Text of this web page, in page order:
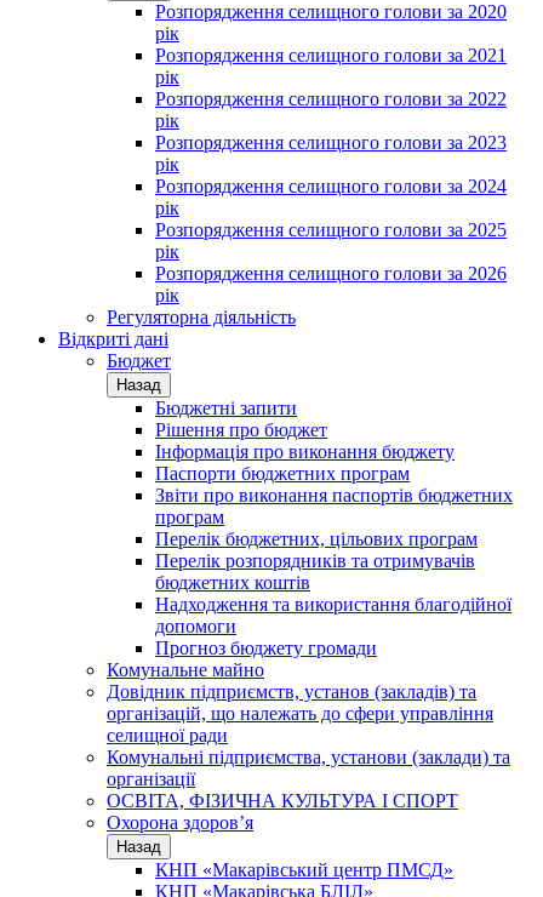
Розпорядження селищного голови за 2020
рік
Розпорядження селищного голови за 2021
рік
Розпорядження селищного голови за 2022
рік
Розпорядження селищного голови за 2023
рік
Розпорядження селищного голови за 2024
рік
Розпорядження селищного голови за 2025
рік
Розпорядження селищного голови за 2026
рік
Регуляторна діяльність
Відкриті дані
Бюджет
Назад
Бюджетні запити
Рішення про бюджет
Інформація про виконання бюджету
Паспорти бюджетних програм
Звіти про виконання паспортів бюджетних
програм
Перелік бюджетних, цільових програм
Перелік розпорядників та отримувачів
бюджетних коштів
Надходження та використання благодійної
допомоги
Прогноз бюджету громади
Комунальне майно
Довідник підприємств, установ (закладів) та
організацій, що належать до сфери управління
селищної ради
Комунальні підприємства, установи (заклади) та
організації
ОСВІТА, ФІЗИЧНА КУЛЬТУРА І СПОРТ
Охорона здоров’я
Назад
КНП «Макарівський центр ПМСД»
КНП «Макарівська БЛІЛ»